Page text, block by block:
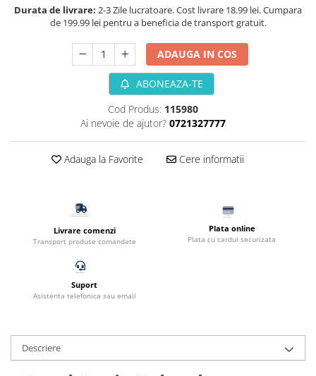
Filtru extern acvariu
Filtru intern acvariu
Pompe aer acvariu
Pompa apa acvariu
Neoane si LED-uri pentru acvarii
Substrat acvariu
Sisteme CO2
Fertilizatori acvarii
Tratamente pesti acvariu
Furtune si conectori acvarii
Curatare acvarii
Decoruri si plante artificiale
Accesorii acvarii
Durata de livrare: 2-3 Zile lucratoare. Cost livrare 18.99 lei. Cumpara
de 199.99 lei pentru a beneficia de transport gratuit.
ADAUGA IN COS
ABONEAZA-TE
Cod Produs: 115980
Ai nevoie de ajutor? 0721327777
Adauga la Favorite Cere informatii
Livrare comenzi
Transport produse comandate
Plata online
Plata cu cardul securizata
Suport
Asistenta telefonica sau email
Descriere